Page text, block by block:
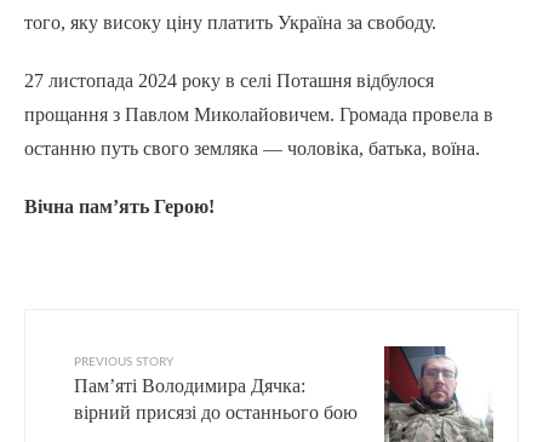
того, яку високу ціну платить Україна за свободу.
27 листопада 2024 року в селі Поташня відбулося
прощання з Павлом Миколайовичем. Громада провела в
останню путь свого земляка — чоловіка, батька, воїна.
Вічна пам’ять Герою!
PREVIOUS STORY
Пам’яті Володимира Дячка:
вірний присязі до останнього бою